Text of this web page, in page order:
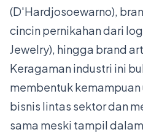
(D'Hardjosoewarno),
cincin pernikahan dari
Jewelry), hingga brand
Keragaman industri ini
membentuk
bisnis lintas sektor dan
sama meski tampil